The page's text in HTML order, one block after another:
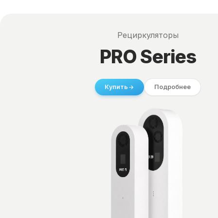
Рециркуляторы
PRO Series
Купить Подробнее